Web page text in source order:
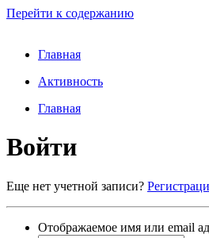
Перейти к содержанию
Главная
Активность
Главная
Войти
Еще нет учетной записи?
Отображаемое имя или email